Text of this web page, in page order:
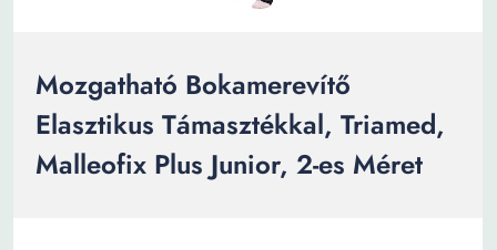
Mozgatható Bokamerevítő
Elasztikus Támasztékkal, Triamed,
Malleofix Plus Junior, 2-es Méret